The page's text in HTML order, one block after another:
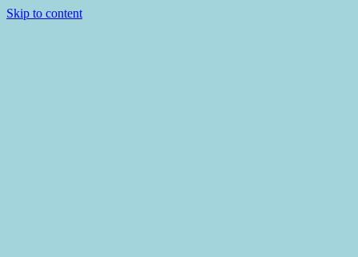
Skip to content